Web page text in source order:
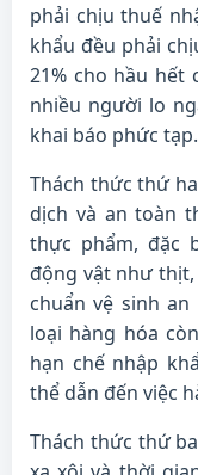
phải chịu thuế
khẩu đều phải
21% cho hầu hết
nhiều người lo
khai báo phức tạp.
Thách thức thứ
dịch và an toàn
thực phẩm, đặc
động vật như thịt,
chuẩn vệ sinh
loại hàng hóa
hạn chế nhập
thể dẫn đến việc
Thách thức thứ